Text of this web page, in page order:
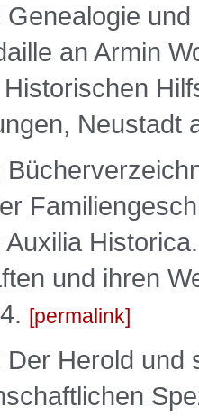
an Armin
Neustadt
und ihren
permalink
Herold